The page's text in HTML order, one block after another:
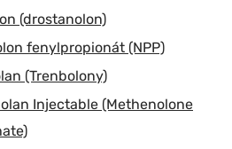
(drostanolon)
fenylpropionát (NPP)
(Trenbolony)
Injectable (Methenolone